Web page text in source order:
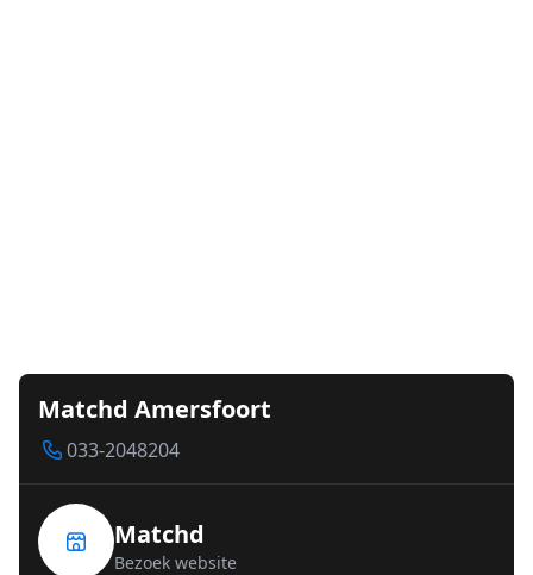
Matchd Amersfoort
033-2048204
Matchd
Bezoek website